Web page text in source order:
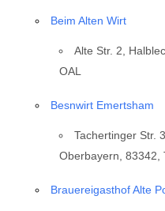
Beim Alten Wirt
Alte Str. 2,
OAL
Besnwirt Emertsham
Tachertinger Str.
Oberbayern, 83342,
Brauereigasthof Alte